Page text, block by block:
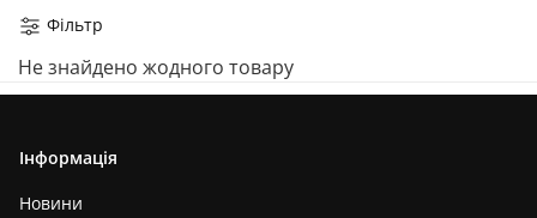
Фільтр
Не знайдено жодного товару
Інформація
Новини